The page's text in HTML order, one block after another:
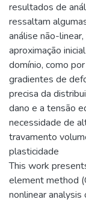
resultados de
ressaltam
análise não-
aproximação
domínio, como
gradientes de
precisa da
dano e a tensão
necessidade de
travamento
plasticidade
This work
element method
nonlinear analysis